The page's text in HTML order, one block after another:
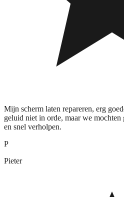
Mijn scherm laten repareren, erg
geluid niet in orde, maar we
en snel verholpen.
P
Pieter